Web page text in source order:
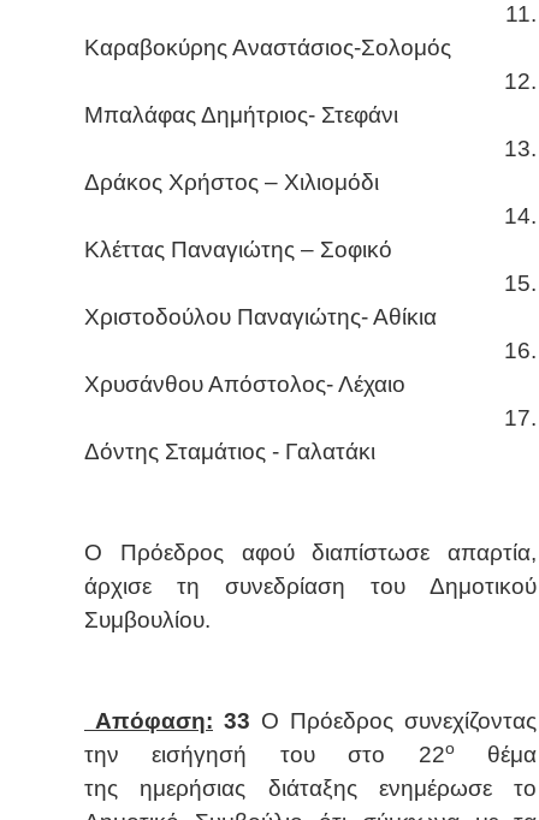
11.
Καραβοκύρης Αναστάσιος-Σολομός
12.
Μπαλάφας Δημήτριος- Στεφάνι
13.
Δράκος Χρήστος – Χιλιομόδι
14.
Κλέττας Παναγιώτης – Σοφικό
15.
Χριστοδούλου Παναγιώτης- Αθίκια
16.
Χρυσάνθου Απόστολος- Λέχαιο
17.
Δόντης Σταμάτιος - Γαλατάκι
Ο Πρόεδρος αφού διαπίστωσε απαρτία,
άρχισε τη συνεδρίαση του Δημοτικού
Συμβουλίου.
Απόφαση: 33 Ο Πρόεδρος συνεχίζοντας
την εισήγησή του στο 22οθέμα
της ημερήσιας διάταξης ενημέρωσε το